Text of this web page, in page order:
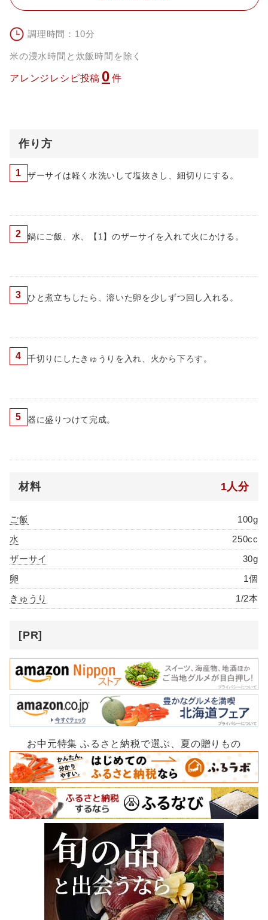
調理時間：10分
米の浸水時間と炊飯時間を除く
アレンジレシピ投稿 0 件
作り方
1 ザーサイは軽く水洗いして塩抜きし、細切りにする。
2 鍋にご飯、水、【1】のザーサイを入れて火にかける。
3 ひと煮立ちしたら、溶いた卵を少しずつ回し入れる。
4 千切りにしたきゅうりを入れ、火から下ろす。
5 器に盛りつけて完成。
材料 1人分
ご飯
100g
水
250cc
ザーサイ
30g
卵
1個
きゅうり
1/2本
[PR]
お中元特集 ふるさと納税で選ぶ、夏の贈りもの